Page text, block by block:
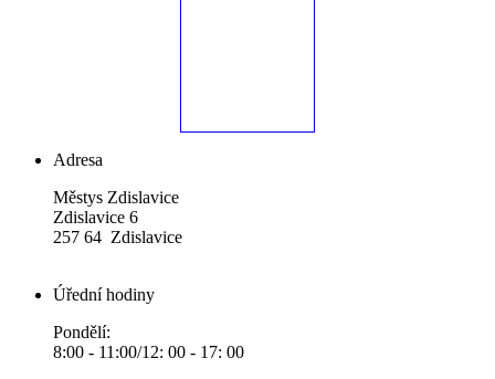
Adresa
Městys Zdislavice
Zdislavice 6
257 64 Zdislavice
Úřední hodiny
Pondělí:
8:00 - 11:00/12: 00 - 17: 00